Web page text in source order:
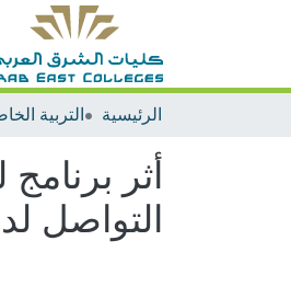
الرئيسية التربية
التواصل